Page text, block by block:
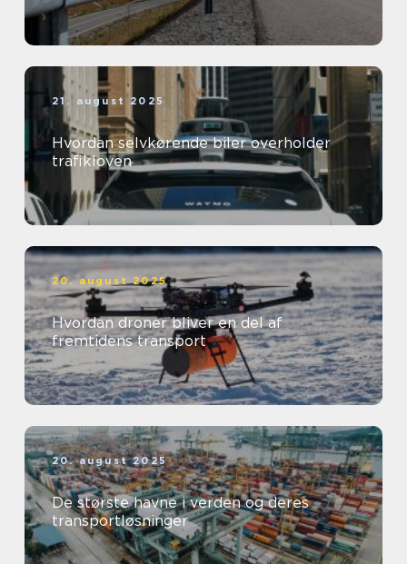
21. august 2025
Hvordan selvkørende biler overholder
trafikloven
20. august 2025
Hvordan droner bliver en del af
fremtidens transport
20. august 2025
De største havne i verden og deres
transportløsninger